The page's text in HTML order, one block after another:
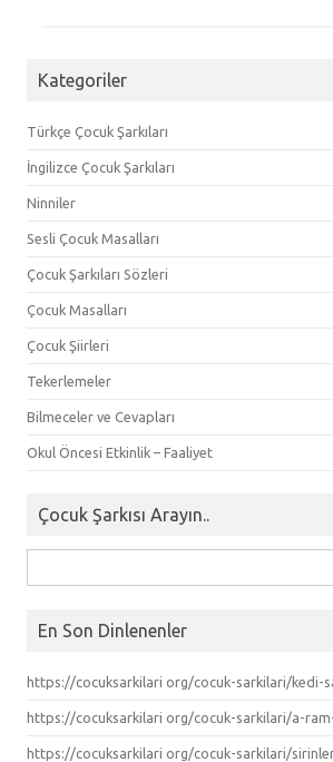
Kategoriler
Türkçe Çocuk Şarkıları
İngilizce Çocuk Şarkıları
Ninniler
Sesli Çocuk Masalları
Çocuk Şarkıları Sözleri
Çocuk Masalları
Çocuk Şiirleri
Tekerlemeler
Bilmeceler ve Cevapları
Okul Öncesi Etkinlik – Faaliyet
Çocuk Şarkısı Arayın..
En Son Dinlenenler
https://cocuksarkilari org/cocuk-sarkilari/kedi-
https://cocuksarkilari org/cocuk-sarkilari/a-
https://cocuksarkilari org/cocuk-sarkilari/